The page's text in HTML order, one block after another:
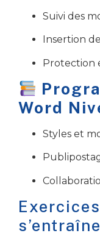
Suivi des
Insertion
Protection
Word
Styles et